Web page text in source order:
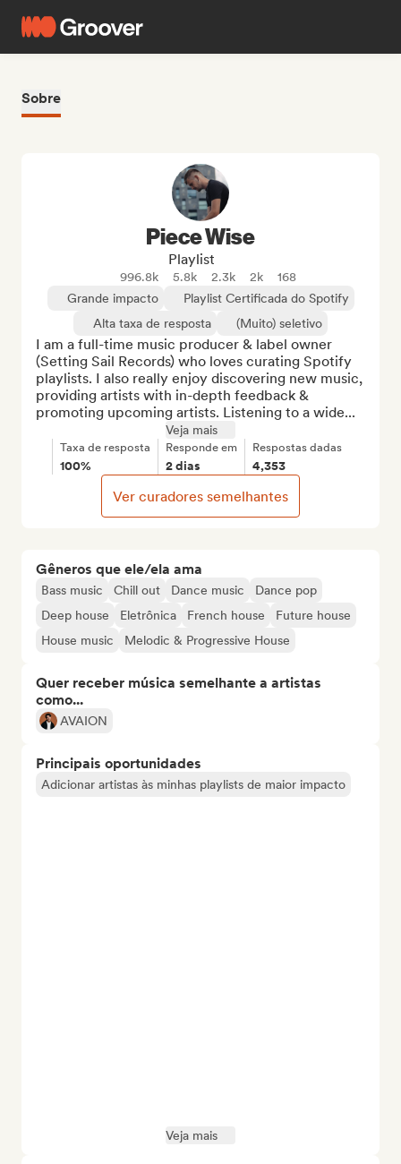
Sobre
Gêneros que ele/ela ama
Bass music Chill out Dance music
Dance pop
Deep house
Eletrônica French house
Future house
House music
Melodic & Progressive House
Quer receber música semelhante a artistas
como...
AVAION
Principais oportunidades
Adicionar artistas às minhas playlists de maior impacto
Veja mais
Piece Wise
Playlist
996.8k 5.8k 2.3k 2k
168
Grande impacto
Playlist Certificada do Spotify
Alta taxa de resposta
(Muito) seletivo
I am a full-time music producer & label owner
(Setting Sail Records) who loves curating Spotify
playlists. I also really enjoy discovering new music,
providing artists with in-depth feedback &
promoting upcoming artists. Listening to a wide...
Veja mais
Taxa de resposta
100%
Responde em
2 dias
Respostas dadas
4,353
Ver curadores semelhantes